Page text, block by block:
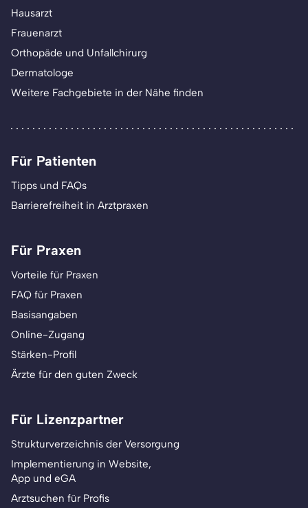
Hausarzt
Frauenarzt
Orthopäde und Unfallchirurg
Dermatologe
Weitere Fachgebiete in der Nähe finden
Für Patienten
Tipps und FAQs
Barrierefreiheit in Arztpraxen
Für Praxen
Vorteile für Praxen
FAQ für Praxen
Basisangaben
Online-Zugang
Stärken-Profil
Ärzte für den guten Zweck
Für Lizenzpartner
Strukturverzeichnis der Versorgung
Implementierung in Website,
App und eGA
Arztsuchen für Profis